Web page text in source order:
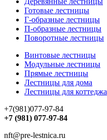
Готовые лестницы
Г-образные лестницы
П-образные лестницы
Поворотные лестницы
Винтовые лестницы
Модульные лестницы
Прямые лестницы
Лестницы для дома
Лестницы для коттеджа
+7(981)077-97-84
+7 (981) 077-97-84
nft@pre-lestnica.ru